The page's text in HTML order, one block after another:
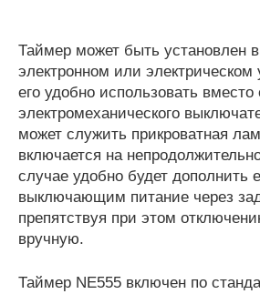
Таймер может быть установлен
электронном или электрическом
его удобно использовать вместо
электромеханического
может служить прикроватная
включается на
случае удобно будет дополнить
выключающим питание через
препятствуя при этом
вручную.
Таймер NE555 включен по